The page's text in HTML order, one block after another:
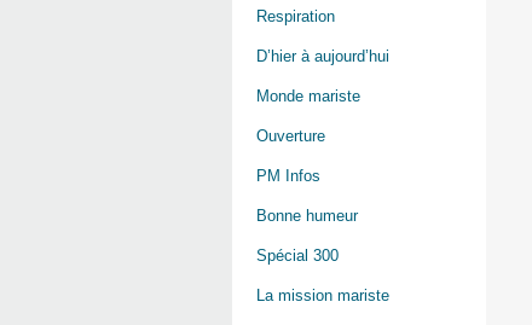
Respiration
D’hier à aujourd’hui
Monde mariste
Ouverture
PM Infos
Bonne humeur
Spécial 300
La mission mariste